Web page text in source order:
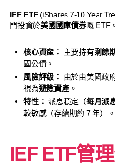
IEF ETF(iShares 7-10 Year
門投資於美國國庫債券嘅 ETF。
核心資產： 主要持有剩餘
國公債。
風險評級：
由於由美國政
視為避險資產。
特性： 派息穩定（每月派
較敏感（存續期約 7 年）。
IEF ETF管